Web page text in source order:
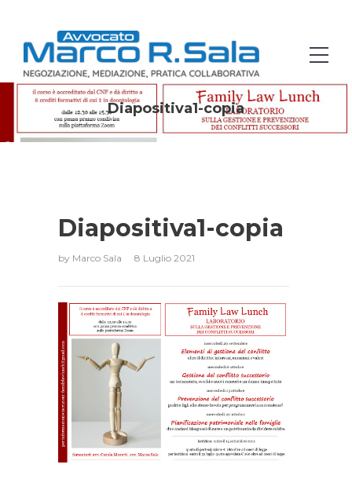
Diapositiva1-copia
Diapositiva1-copia
by Marco Sala 8 Luglio 2021